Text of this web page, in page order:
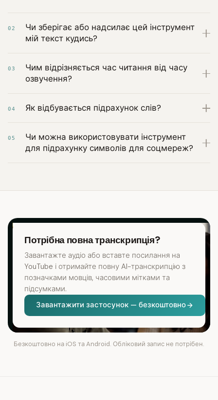
02
Чи зберігає або надсилає цей інструмент
мій текст кудись?
03
Чим відрізняється час читання від часу
озвучення?
04 Як відбувається підрахунок слів?
05
Чи можна використовувати інструмент
для підрахунку символів для соцмереж?
Потрібна повна транскрипція?
Завантажте аудіо або вставте посилання на
YouTube і отримайте повну AI-транскрипцію з
позначками мовців, часовими мітками та
підсумками.
Завантажити застосунок — безкоштовно
Безкоштовно на iOS та Android. Обліковий запис не потрібен.